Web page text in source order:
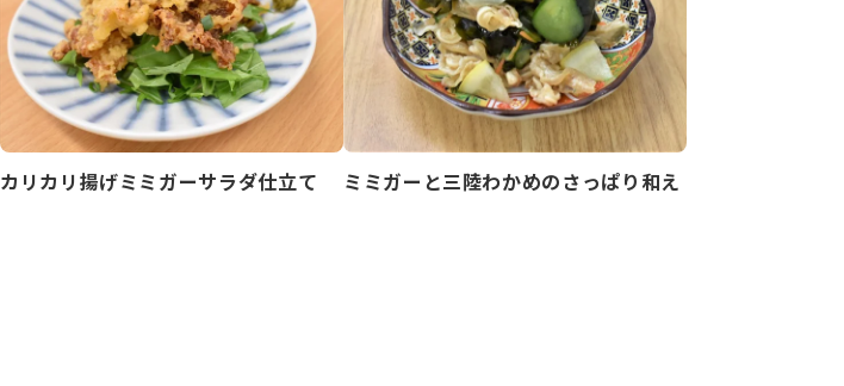
カリカリ揚げミミガーサラダ仕立て ミミガーと三陸わかめのさっぱり和え